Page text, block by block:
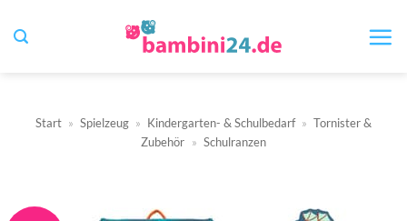
Inhalt
Start » Spielzeug » Kindergarten- & Schulbedarf » Tornister &
Zubehör » Schulranzen